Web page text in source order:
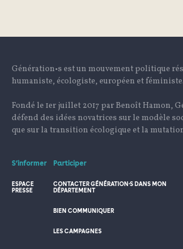
Génération•s est un mouvement politique
humaniste, écologiste, européen et féministe.
Fondé le 1er juillet 2017 par Benoît Hamon,
défend des idées novatrices sur le modèle
que sur la transition écologique et la
S’informer
ESPACE
PRESSE
Participer
CONTACTER GÉNÉRATION·S DANS MON
DÉPARTEMENT
BIEN COMMUNIQUER
LES CAMPAGNES